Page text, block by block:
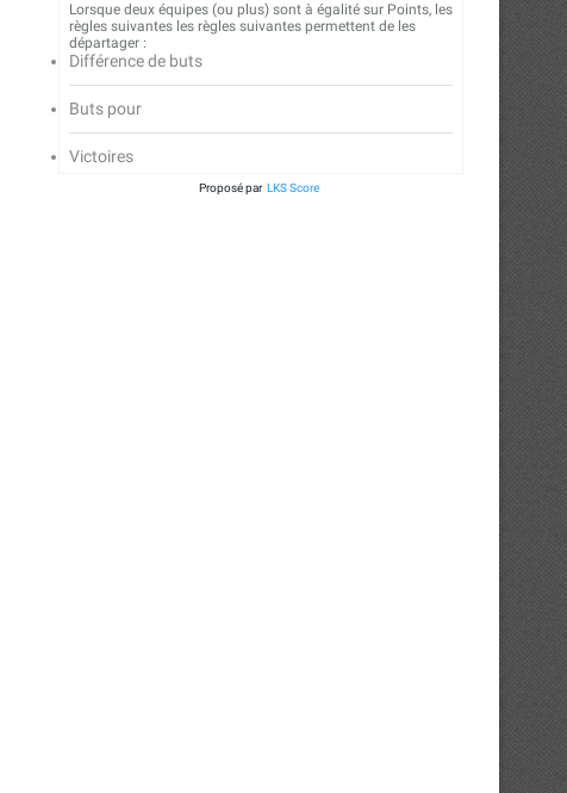
Lorsque deux équipes (ou plus) sont à égalité sur Points, les
règles suivantes les règles suivantes permettent de les
départager :
Différence de buts
Buts pour
Victoires
Proposé par LKS Score